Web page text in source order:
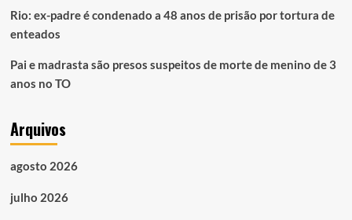
Rio: ex-padre é condenado a 48 anos de prisão por tortura de
enteados
Pai e madrasta são presos suspeitos de morte de menino de 3
anos no TO
Arquivos
agosto 2026
julho 2026